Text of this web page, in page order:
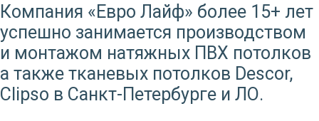
Компания «Евро Лайф» более 15+ лет
успешно занимается производством
и монтажом натяжных ПВХ потолков
а также тканевых потолков Descor,
Clipso в Санкт-Петербурге и ЛО.